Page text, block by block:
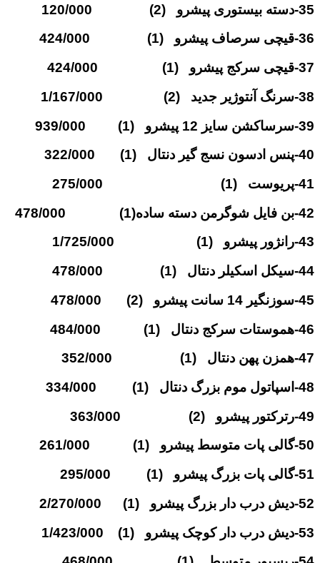
35-دسته بیستوری پیشرو (2) 120/000
36-قیچی سرصاف پیشرو (1) 424/000
37-قیچی سرکج پیشرو (1) 424/000
38-سرنگ آنتوژیر جدید (2) 1/167/000
39-سرساکشن سایز 12 پیشرو (1) 939/000
40-پنس ادسون نسج گیر دنتال (1) 322/000
41-پریوست (1) 275/000
42-بن فایل شوگرمن دسته ساده(1) 478/000
43-رانژور پیشرو (1) 1/725/000
44-سیکل اسکیلر دنتال (1) 478/000
45-سوزنگیر 14 سانت پیشرو (2) 478/000
46-هموستات سرکج دنتال (1) 484/000
47-همزن پهن دنتال (1) 352/000
48-اسپاتول موم بزرگ دنتال (1) 334/000
49-رترکتور پیشرو (2) 363/000
50-گالی پات متوسط پیشرو (1) 261/000
51-گالی پات بزرگ پیشرو (1) 295/000
52-دیش درب دار بزرگ پیشرو (1) 2/270/000
53-دیش درب دار کوچک پیشرو (1) 1/423/000